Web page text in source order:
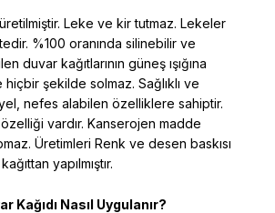
Leke ve kir tutmaz. Lekeler
%100 oranında silinebilir ve
duvar kağıtlarının güneş ışığına
hiçbir şekilde solmaz. Sağlıklı ve
nefes alabilen özelliklere sahiptir.
vardır. Kanserojen madde
Üretimleri Renk ve desen baskısı
yapılmıştır.
Kağıdı Nasıl Uygulanır?